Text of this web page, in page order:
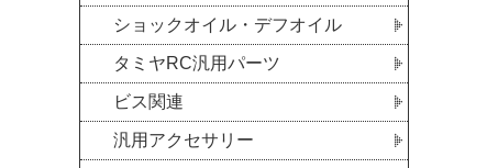
ショックオイル・デフオイル
タミヤRC汎用パーツ
ビス関連
汎用アクセサリー